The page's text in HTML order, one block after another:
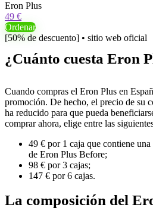
Eron Plus
49 €
Ordenar
[50% de descuento] • sitio web oficial
¿Cuánto cuesta Eron
Cuando compras el Eron Plus en
promoción. De hecho, el precio de su
ha reducido para que pueda
comprar ahora, elige entre las
49 € por 1 caja que contiene
de Eron Plus Before;
98 € por 3 cajas;
147 € por 6 cajas.
La composición del